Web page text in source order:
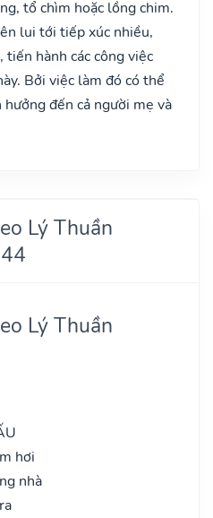
tổ chìm hoặc lồng chim.
lui tới tiếp xúc nhiều,
hành các công việc
Bởi việc làm đó có thể
đến cả người mẹ và
Lý Thuần
Lý Thuần
hơi
nhà